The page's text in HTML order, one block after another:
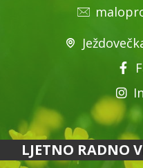
LJETNO RADNO